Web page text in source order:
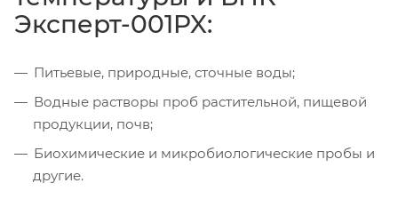
Эксперт-001PX:
Питьевые, природные, сточные воды;
Водные растворы проб растительной, пищевой
продукции, почв;
Биохимические и микробиологические пробы и
другие.